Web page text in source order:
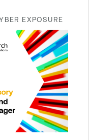
EXPOSURE